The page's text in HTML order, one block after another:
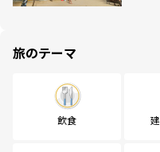
旅のテーマ
飲食